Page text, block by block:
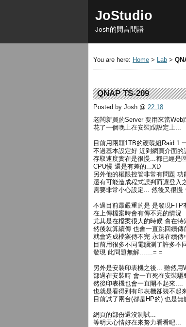
JoStudio
Josh的閒言閒語
You are here: Home > Lab >
QNAP TS-209
Posted by Josh @ 22:18
老闆新買的Server 要用來當Web
花了一個晚上在安裝跟設定上...
目前用兩顆1TB的硬碟組Raid 1
不過基本設定好 近到網頁介面的
存取速度實在是很慢...都已經是
CPU慢 還是有差的...XD
另外他的權限控管非常有問題 功
還有可能造成程式誤判而讓登入
需要非常小心設定... 然後又很慢
不過目前最嚴重的是 是發現FTP
在上傳檔案時會有傳不完的情況
尤其是在檔案很大的時候 會在特
然後就算續傳 也會一直跳回續傳
就會造成檔案傳不完 永遠在續傳
目前用很多不同電腦測了許多不
發現 此問題無解.......= =
另外是安裝印表機之後... 雖然用
部過在安裝時 會一直死在安裝驅
然後印表機也會一直開不起來....
也就是看得到有印表機卻裝不起
目前試了兩台(都是HP的) 也是無
網頁的部份還沒測試...
等明天心情好在來努力看看吧...